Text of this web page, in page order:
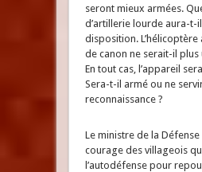
seront mieux armées.
d’artillerie lourde aura-t-
disposition.
de canon ne serait-il plus
En tout cas, l’appareil
Sera-t-il armé ou ne
reconnaissance ?
Le ministre de la Défense
courage des villageois
l’autodéfense pour